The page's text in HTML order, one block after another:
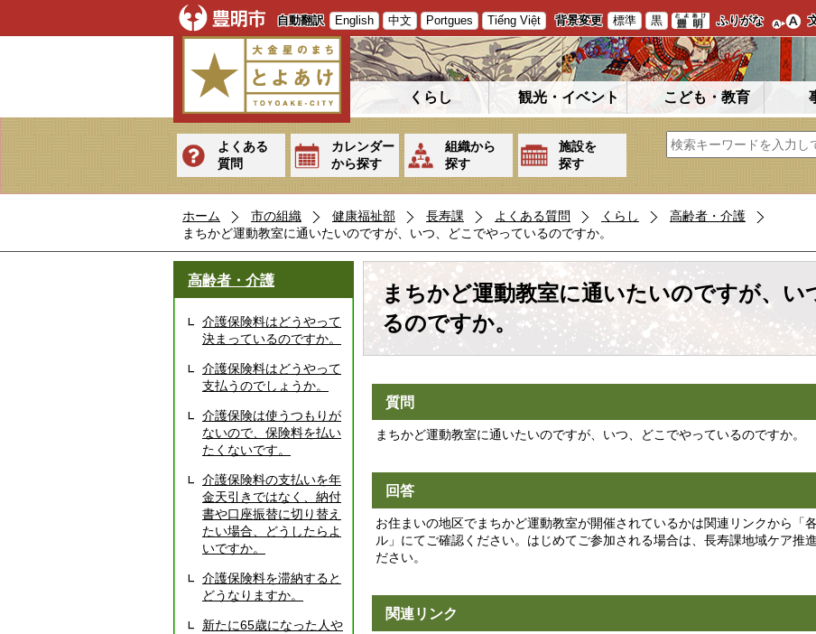
自動翻訳 English 中文 Portgues Tiếng Việt 背景変更 標準 黒 ふりがな
くらし 観光・イベント こども・教育
よくある
質問
カレンダー
から探す
組織から
探す
施設を
探す
ホーム 市の組織 健康福祉部 長寿課 よくある質問 くらし
高齢者・介護
まちかど運動教室に通いたいのですが、いつ、どこでやっているのですか。
高齢者・介護
介護保険料はどうやって
決まっているのですか。
介護保険料はどうやって
支払うのでしょうか。
介護保険は使うつもりが
ないので、保険料を払い
たくないです。
介護保険料の支払いを年
金天引きではなく、納付
書や口座振替に切り替え
たい場合、どうしたらよ
いですか。
介護保険料を滞納すると
どうなりますか。
新たに65歳になった人や
まちかど運動教室に通いたいのですが、い
るのですか。
質問
まちかど運動教室に通いたいのですが、いつ、どこでやっているのですか。
回答
お住まいの地区でまちかど運動教室が開催されているかは関連リンクから「
ル」にてご確認ください。はじめてご参加される場合は、長寿課地域ケア推
ださい。
関連リンク